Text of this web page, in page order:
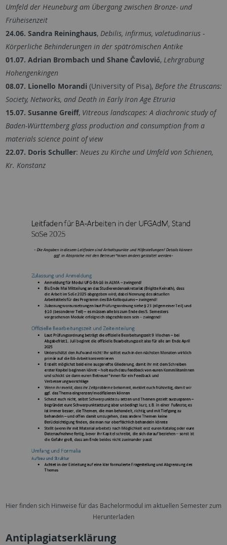
Umfeld der Heuneburg am Übergang zwischen Bronze- und
Früheisenzeit
24.06. Sandra Reininghaus, Debilis, infirmus, valetudinarius -
Körperliche Behinderungen in der spätrömischen Antike
01.07. Adrian Brombach und Shane Čavlović, Lehrgrabung
Hohengenkingen
08.07. Lionello Morandi (University of Pisa), Before the Etruscans:
Society, Networks, and Death in Early Iron Age Etruria
15.07. Susanne Greiff, Vitreous landscapes: A diachronic study of
Baden-Württemberg glass production and consumption from a
materials science point of view
22.07. Doris Schuller: Neues zu Kirche und Umfeld von Schienen,
Kr. Konstanz
Hier finden sich Hinweise für das Bachelormodul im aktuellen Semester zum
Herunterladen
Antiplagiatserklärung